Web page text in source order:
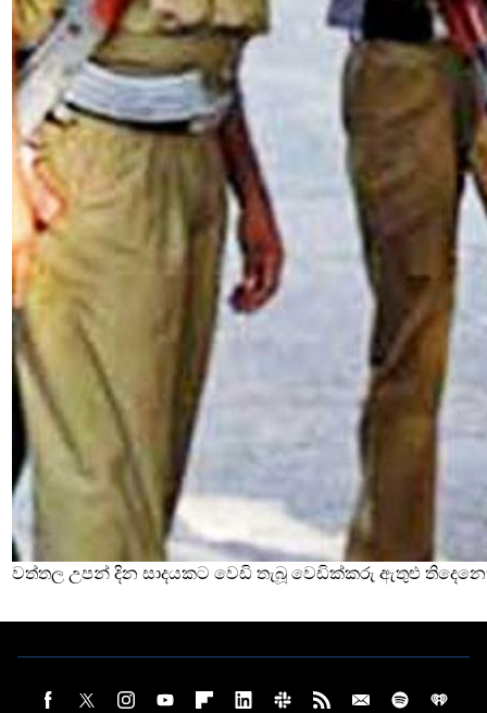
වත්තල උපන් දින සාදයකට වෙඩි තැබූ වෙඩික්කරු ඇතුළු